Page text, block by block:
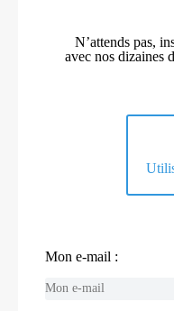
N’attends pas,
avec nos dizaines
Mon e-mail :